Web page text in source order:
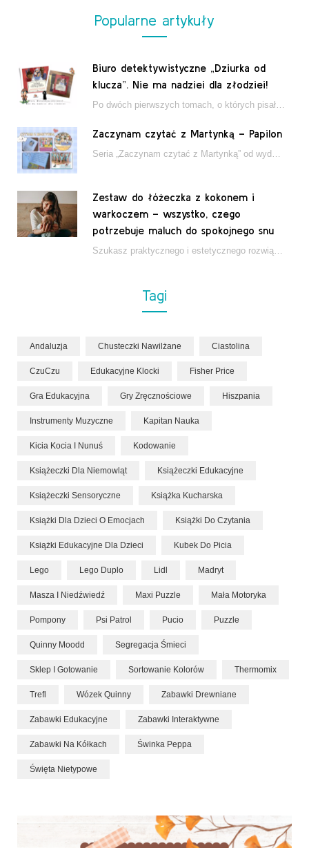
Popularne artykuły
Biuro detektywistyczne „Dziurka od
klucza”. Nie ma nadziei dla złodziei!
Zaczynam czytać z Martynką – Papilon
Zestaw do łóżeczka z kokonem i
warkoczem – wszystko, czego
potrzebuje maluch do spokojnego snu
Tagi
Andaluzja Chusteczki Nawilżane Ciastolina
CzuCzu Edukacyjne Klocki Fisher Price
Gra Edukacyjna Gry Zręcznościowe Hiszpania
Instrumenty Muzyczne Kapitan Nauka
Kicia Kocia I Nunuś Kodowanie
Książeczki Dla Niemowląt Książeczki Edukacyjne
Książeczki Sensoryczne Książka Kucharska
Książki Dla Dzieci O Emocjach Książki Do Czytania
Książki Edukacyjne Dla Dzieci Kubek Do Picia
Lego Lego Duplo Lidl Madryt
Masza I Niedźwiedź Maxi Puzzle Mała Motoryka
Pompony Psi Patrol Pucio Puzzle
Quinny Moodd Segregacja Śmieci
Sklep I Gotowanie Sortowanie Kolorów Thermomix
Trefl Wózek Quinny Zabawki Drewniane
Zabawki Edukacyjne Zabawki Interaktywne
Zabawki Na Kółkach Świnka Peppa
Święta Nietypowe